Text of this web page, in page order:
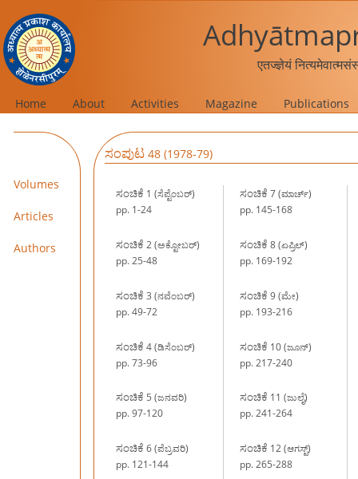
एतज्ज्ञेयं
Home About Activities Magazine Publications
Volumes
Articles
Authors
ಸಂಪುಟ 48 (1978-79)
ಸಂಚಿಕೆ 1 (ಸೆಪ್ಟೆಂಬರ್)
pp. 1-24
ಸಂಚಿಕೆ 2 (ಅಕ್ಟೋಬರ್)
pp. 25-48
ಸಂಚಿಕೆ 3 (ನವೆಂಬರ್)
pp. 49-72
ಸಂಚಿಕೆ 4 (ಡಿಸೆಂಬರ್)
pp. 73-96
ಸಂಚಿಕೆ 5 (ಜನವರಿ)
pp. 97-120
ಸಂಚಿಕೆ 6 (ಪೆಬ್ರವರಿ)
pp. 121-144
ಸಂಚಿಕೆ 7 (ಮಾರ್ಚ್)
pp. 145-168
ಸಂಚಿಕೆ 8 (ಏಪ್ರಿಲ್)
pp. 169-192
ಸಂಚಿಕೆ 9 (ಮೇ)
pp. 193-216
ಸಂಚಿಕೆ 10 (ಜೂನ್)
pp. 217-240
ಸಂಚಿಕೆ 11 (ಜುಲೈ)
pp. 241-264
ಸಂಚಿಕೆ 12 (ಆಗಸ್ಟ್)
pp. 265-288